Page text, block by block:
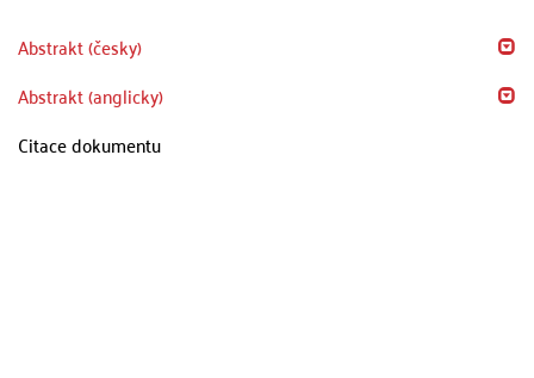
Abstrakt (česky)
Abstrakt (anglicky)
Citace dokumentu